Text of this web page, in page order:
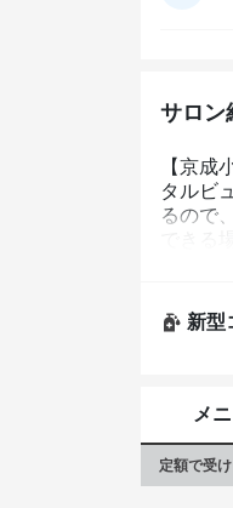
サロン
【京成
タルビ
るので
新型
メ
定額で受